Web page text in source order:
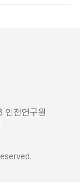
인천연구원